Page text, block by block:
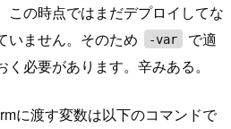
この時点ではまだデプロイしてな
いません。そのため
-var
で適
必要があります。辛みある。
に渡す変数は以下のコマンドで